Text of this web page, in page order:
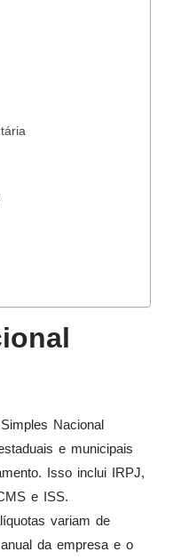
Nacional
e municipais
Isso inclui IRPJ,
e ISS.
variam de
da empresa e o